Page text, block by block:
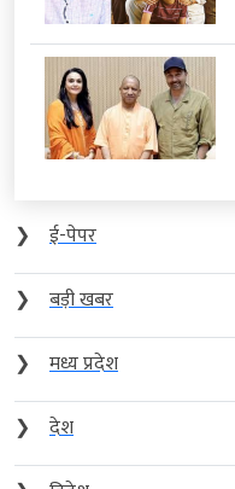
❯
ई-पेपर
❯
बड़ी खबर
❯
मध्य प्रदेश
❯
देश